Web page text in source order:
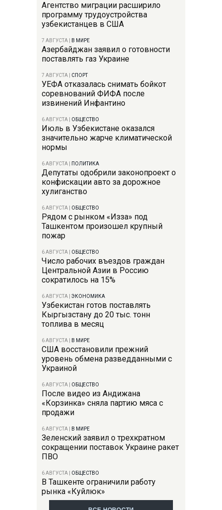
Агентство миграции расширило
программу трудоустройства
узбекистанцев в США
7 АВГУСТА В МИРЕ
Азербайджан заявил о готовности
поставлять газ Украине
7 АВГУСТА СПОРТ
УЕФА отказалась снимать бойкот
соревнований ФИФА после
извинений Инфантино
6 АВГУСТА ОБЩЕСТВО
Июль в Узбекистане оказался
значительно жарче климатической
нормы
6 АВГУСТА ПОЛИТИКА
Депутаты одобрили законопроект о
конфискации авто за дорожное
хулиганство
6 АВГУСТА ОБЩЕСТВО
Рядом с рынком «Изза» под
Ташкентом произошел крупный
пожар
6 АВГУСТА ОБЩЕСТВО
Число рабочих въездов граждан
Центральной Азии в Россию
сократилось на 15%
6 АВГУСТА ЭКОНОМИКА
Узбекистан готов поставлять
Кыргызстану до 20 тыс. тонн
топлива в месяц
6 АВГУСТА В МИРЕ
США восстановили прежний
уровень обмена разведданными с
Украиной
6 АВГУСТА ОБЩЕСТВО
После видео из Андижана
«Корзинка» сняла партию мяса с
продажи
6 АВГУСТА В МИРЕ
Зеленский заявил о трехкратном
сокращении поставок Украине ракет
ПВО
6 АВГУСТА ОБЩЕСТВО
В Ташкенте ограничили работу
рынка «Куйлюк»